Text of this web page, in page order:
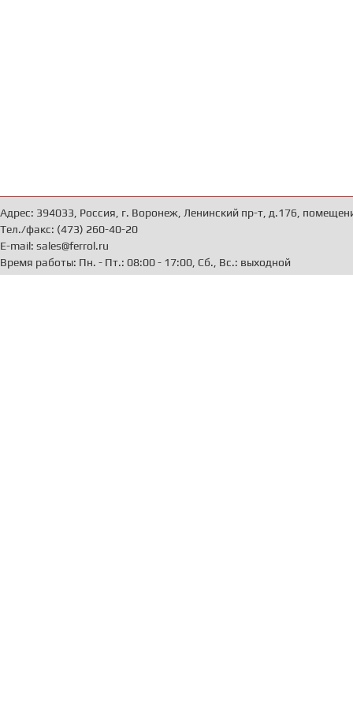
Адрес: 394033, Россия, г. Воронеж, Ленинский пр-т, д.176,
Тел./факс: (473) 260-40-20
E-mail: sales@ferrol.ru
Время работы: Пн. - Пт.: 08:00 - 17:00, Сб., Вс.: выходной